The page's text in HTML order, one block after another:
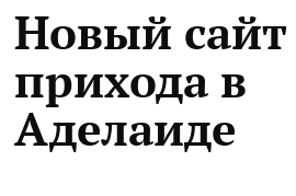
Новый сайт
прихода в
Аделаиде